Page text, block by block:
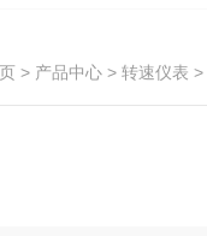
> 产品中心 > 转速仪表 >